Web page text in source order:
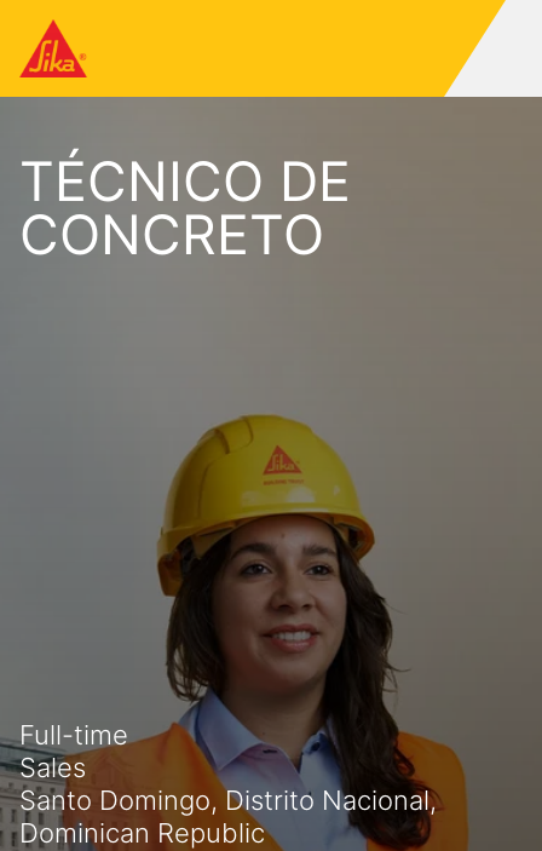
TÉCNICO DE
CONCRETO
Full-time
Sales
Santo Domingo, Distrito Nacional,
Dominican Republic